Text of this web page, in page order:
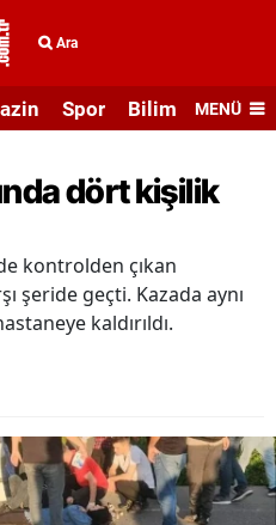
Ara
Spor Bilim veMENÜ
dört kişilik
kontrolden çıkan
şeride geçti. Kazada aynı
kaldırıldı.